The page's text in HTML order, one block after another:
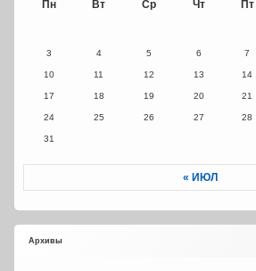
Пн Вт Ср Чт Пт
3 4 5 6 7
10 11 12 13 14
17 18 19 20 21
24 25 26 27 28
31
« ИЮЛ
Архивы